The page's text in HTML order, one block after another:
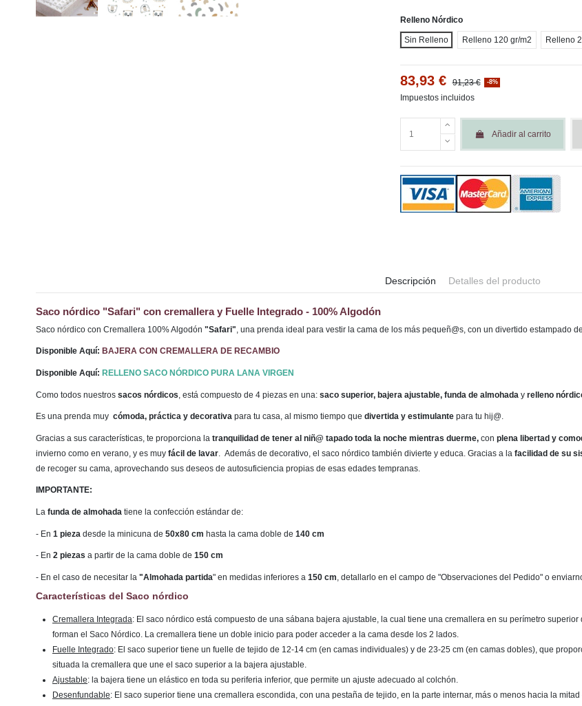
Relleno Nórdico
Sin Relleno Relleno 120 gr/m2 Relleno
83,93 € 91,23 € -8%
Impuestos incluidos
Añadir al carrito
Descripción Detalles del producto
Saco nórdico "Safari" con cremallera y Fuelle Integrado - 100% Algodón
Saco nórdico con Cremallera 100% Algodón "Safari" una prenda ideal para vestir la cama de los más pequeñ@s, con un divertido estampado
Disponible Aquí: BAJERA CON CREMALLERA DE RECAMBIO
Disponible Aquí: RELLENO SACO NÓRDICO PURA LANA VIRGEN
Como todos nuestros sacos nórdicos , está compuesto de 4 piezas en una: saco superior, bajera ajustable, funda de almohada y relleno
Es una prenda muy cómoda, práctica y decorativa para tu casa, al mismo tiempo que divertida y estimulante para tu hij@.
Gracias a sus características, te proporciona la tranquilidad de tener al niñ@ tapado toda la noche mientras duerme, con plena libertad y
invierno como en verano, y es muy fácil de lavar . Además de decorativo, el saco nórdico también divierte y educa. Gracias a la facilidad de su
de recoger su cama, aprovechando sus deseos de autosuficiencia propias de esas edades tempranas.
IMPORTANTE:
La funda de almohada tiene la confección estándar de:
- En 1 pieza desde la minicuna de 50x80 cm hasta la cama doble de 140 cm
- En 2 piezas a partir de la cama doble de 150 cm
- En el caso de necesitar la "Almohada partida" en medidas inferiores a 150 cm , detallarlo en el campo de "Observaciones del Pedido" o
Características del Saco nórdico
Cremallera Integrada: El saco nórdico está compuesto de una sábana bajera ajustable, la cual tiene una cremallera en su perímetro
forman el Saco Nórdico. La cremallera tiene un doble inicio para poder acceder a la cama desde los 2 lados.
Fuelle Integrado: El saco superior tiene un fuelle de tejido de 12-14 cm (en camas individuales) y de 23-25 cm (en camas dobles), que
situada la cremallera que une el saco superior a la bajera ajustable.
Ajustable: la bajera tiene un elástico en toda su periferia inferior, que permite un ajuste adecuado al colchón.
Desenfundable: El saco superior tiene una cremallera escondida, con una pestaña de tejido, en la parte internar, más o menos hacia la